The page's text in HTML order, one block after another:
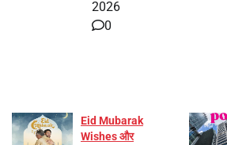
2026
0
Eid Mubarak
Wishes और